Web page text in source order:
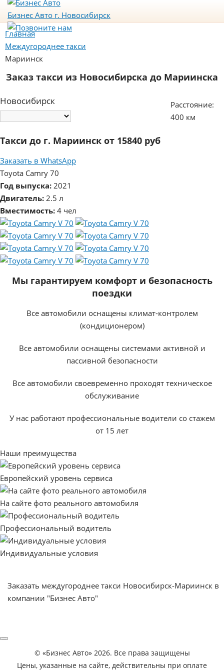
Бизнес Авто г. Новосибирск
Главная
Междугороднее такси
Мариинск
Заказ такси из Новосибирска до Мариинска
Новосибирск
Расстояние:
400 км
Такси до г. Мариинск от 15840 руб
Заказать в WhatsApp
Toyota Camry 70
Год выпуска: 2021
Двигатель: 2.5 л
Вместимость: 4 чел
Мы гарантируем комфорт и безопасность
поездки
Все автомобили оснащены климат-контролем
(кондиционером)
Все автомобили оснащены системами активной и
пассивной безопасности
Все автомобили своевременно проходят техническое
обслуживание
У нас работают профессиональные водители со стажем
от 15 лет
Наши преимущества
Европейский уровень сервиса
На сайте фото реального автомобиля
Профессиональный водитель
Индивидуальные условия
Заказать междугороднее такси Новосибирск-Мариинск в
компании "Бизнес Авто"
© «Бизнес Авто»2026. Все права защищены
Цены, указанные на сайте, действительны при оплате